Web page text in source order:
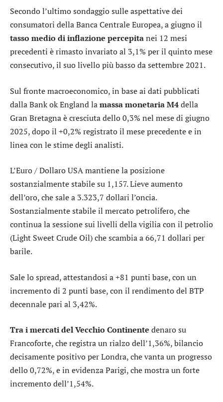
Secondo l’ultimo sondaggio sulle aspettative dei
consumatori della Banca Centrale Europea, a giugno il
tasso medio di inflazione percepitanei 12 mesi
precedenti è rimasto invariato al 3,1% per il quinto mese
consecutivo, il suo livello più basso da settembre 2021.
Sul fronte macroeconomico, in base ai dati pubblicati
dalla Bank ok England lamassa monetaria M4della
Gran Bretagna è cresciuta dello 0,3% nel mese di giugno
2025, dopo il +0,2% registrato il mese precedente e in
linea con le stime degli analisti.
L’Euro / Dollaro USAmantiene la posizione
sostanzialmente stabile su 1,157. Lieve aumento
dell’oro, che sale a 3.323,7 dollari l’oncia.
Sostanzialmente stabile il mercato petrolifero, che
continua la sessione sui livelli della vigilia con il petrolio
(Light Sweet Crude Oil) che scambia a 66,71 dollari per
barile.
Sale lospread, attestandosi a +81 punti base, con un
incremento di 2 punti base, con il rendimento del BTP
decennale pari al 3,42%.
Tra i mercati del Vecchio Continente denaro su
Francoforte, che registra un rialzo dell’1,36%, bilancio
decisamente positivo perLondra, che vanta un progresso
dello 0,72%, e in evidenzaParigi, che mostra un forte
incremento dell’1,54%.